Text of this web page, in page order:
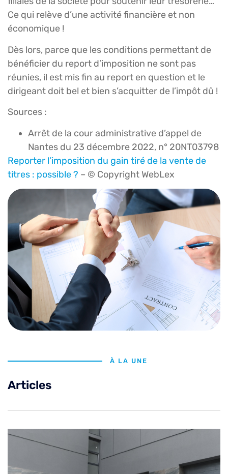
Ce qui relève d’une activité financière et non
économique !
Dès lors, parce que les conditions permettant de
bénéficier du report d’imposition ne sont pas
réunies, il est mis fin au report en question et le
dirigeant doit bel et bien s’acquitter de l’impôt dû !
Sources :
Arrêt de la cour administrative d’appel de
Nantes du 23 décembre 2022, n° 20NT03798
Reporter l’imposition du gain tiré de la vente de
titres : possible ? – © Copyright WebLex
À LA UNE
Articles